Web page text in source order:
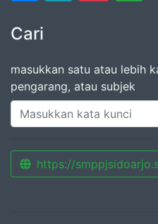
Cari
masukkan satu atau lebih
pengarang, atau subjek
https://